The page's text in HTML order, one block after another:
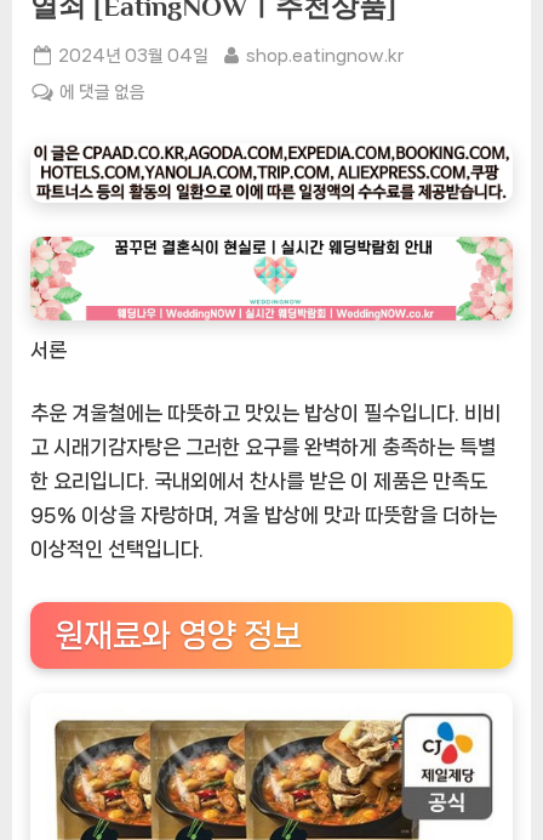
Posted
on
2024년 03월 04일 By
shop.eatingnow.kr
[잇
나
우
ㅣ
인
기
상
품]
만
도
95%
이
비
비
자
탕,
있
는
겨
울
에 댓글 없음
서론
추운 겨울철에는 따뜻하고 맛있는 밥상이 필수입니다. 비비
고 시래기감자탕은 그러한 요구를 완벽하게 충족하는 특별
한 요리입니다. 국내외에서 찬사를 받은 이 제품은 만족도
95% 이상을 자랑하며, 겨울 밥상에 맛과 따뜻함을 더하는
이상적인 선택입니다.
원재료와 영양 정보